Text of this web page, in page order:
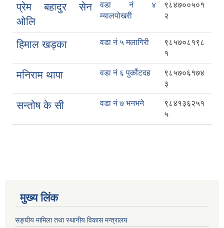
प्रेम बहादुर सेन
ओलि
वडा नं ४
म्यालपोखरी
९८४७००५०१
२
हिमाल खड्का वडा नं ५ मलागिरी
९८५७०८१९८
१
मनिराम थापा वडा नं ६ पुर्कोटदह
९८५७०६१७४
३
सन्तोष के सी वडा नं ७ भनभने
९८४१३६२५१
५
मुख्य लिंक
सङ्घीय मामिला तथा स्थानीय विकास मन्त्रालय